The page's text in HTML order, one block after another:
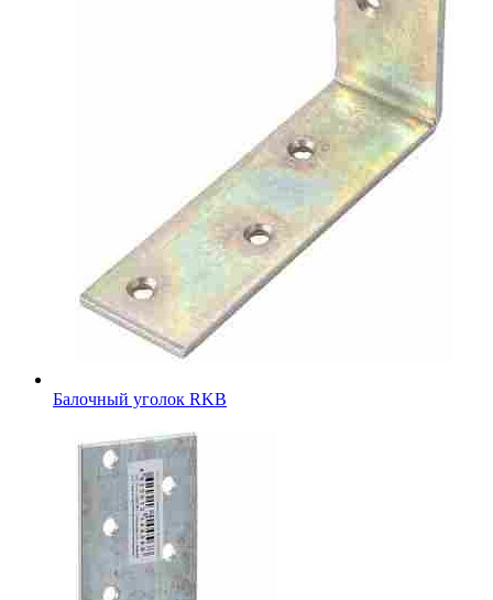
Балочный уголок RKB